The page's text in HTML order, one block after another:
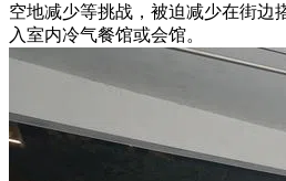
空地减少等挑战，被迫减少在街边
入室内冷气餐馆或会馆。